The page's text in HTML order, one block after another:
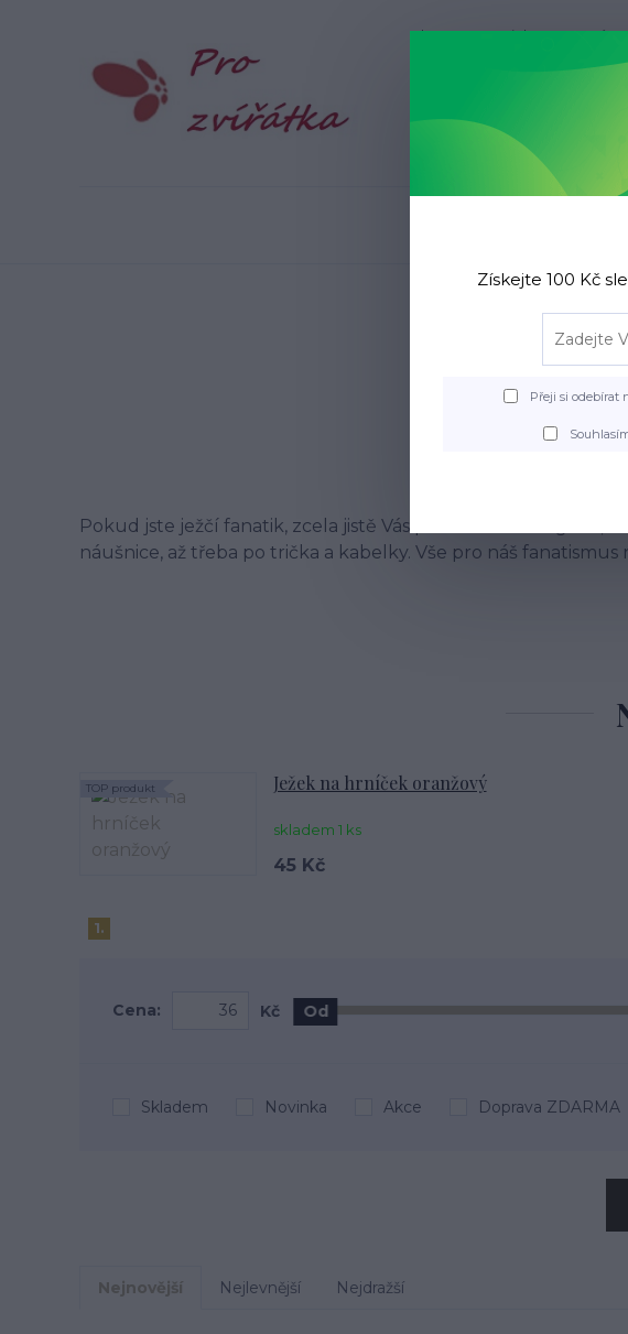
Blog Novinky O nás
Pokud jste ježčí fanatik, zcela jistě Vás potěší tato kategorie,
náušnice, až třeba po trička a kabelky. Vše pro náš fanatismus
1.
Ježek na hrníček oranžový
skladem 1 ks
TOP produkt
45 Kč
Cena: Kč Od
Skladem Novinka Akce Doprava ZDARMA
Nejnovější Nejlevnější Nejdražší
Získejte 100 Kč
Přeji si odebírat